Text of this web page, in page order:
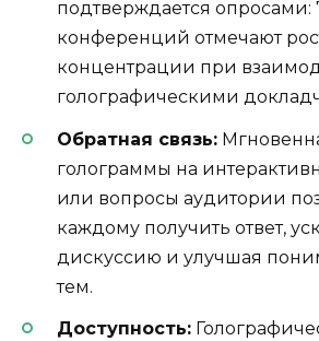
подтверждается опросами:
конференций отмечают
концентрации при
голографическими
Обратная связь:
голограммы на
или вопросы аудитории
каждому получить ответ,
дискуссию и улучшая
тем.
Доступность: